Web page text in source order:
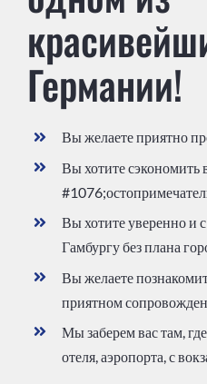
Германии!
Вы желаете приятно
Вы хотите сэкономить
Вы хотите уверенно и
Гамбургу без плана
Вы желаете
приятном
Мы заберем вас там,
отеля, аэропорта, с